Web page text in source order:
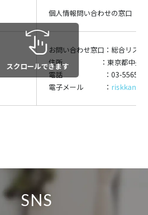
個人情報問い合わせの窓口
お問い合わせ窓口：総合リス
住所 ：東京都中央区銀
電話 ：03-5565-
電子メール ： riskkanri@
swipe
スクロールできます
SNS